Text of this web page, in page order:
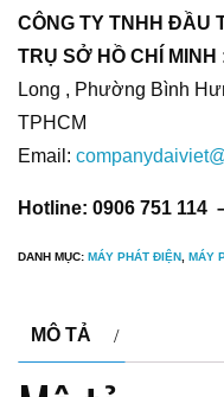
CÔNG TY TNHH ĐẦU
TRỤ SỞ HỒ CHÍ MINH
Long , Phường Bình
TPHCM
Email:
Hotline: 0906 751 114
DANH MỤC: MÁY PHÁT ĐIỆN MÁY
MÔ TẢ